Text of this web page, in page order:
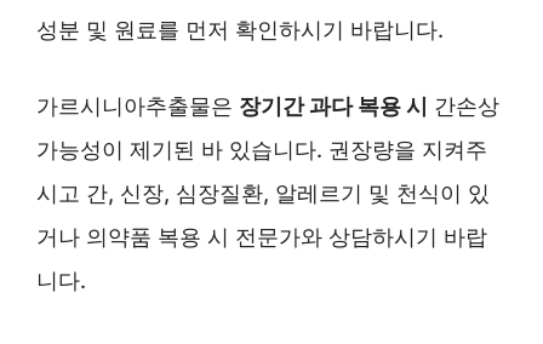
성분 및 원료를 먼저 확인하시기 바랍니다.
가르시니아추출물은 장기간 과다 복용 시 간손상
가능성이 제기된 바 있습니다. 권장량을 지켜주
시고 간, 신장, 심장질환, 알레르기 및 천식이 있
거나 의약품 복용 시 전문가와 상담하시기 바랍
니다.